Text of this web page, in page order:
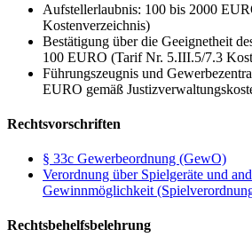
Aufstellerlaubnis: 100 bis 2000
Kostenverzeichnis)
Bestätigung über die Geeignetheit
100 EURO (Tarif Nr. 5.III.5/7.3
Führungszeugnis und
EURO gemäß
Rechtsvorschriften
§ 33c Gewerbeordnung (GewO)
Verordnung über Spielgeräte und
Gewinnmöglichkeit
Rechtsbehelfsbelehrung